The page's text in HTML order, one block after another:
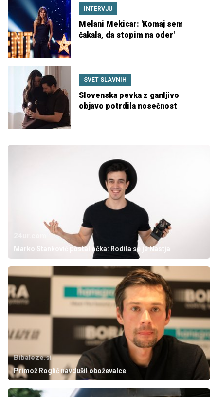
INTERVJU
Melani Mekicar: 'Komaj sem
čakala, da stopim na oder'
SVET SLAVNIH
Slovenska pevka z ganljivo
objavo potrdila nosečnost
Marko Stanković postal očka: Rodila se je Nastja
Bibaleze.si
Primož Roglič navdušil oboževalce